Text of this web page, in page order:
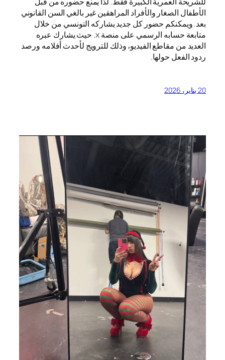
الأطفال الصغار والأفراد المراهقين غير بالغي السن القانوني
بعد. ويمكنكم حضور كل جديد يشاركه التونسي من خلال
متابعة حسابه الرسمي على منصة x. حيث يشارك عبره
العديد من مقاطع الفيديو، وذلك للترويج لأحدث أفلامه ورصد
ردود الفعل حولها.
20 يناير، 2026